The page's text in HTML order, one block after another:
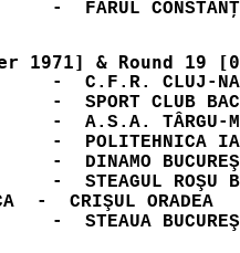
-  C.F.R.
-  SPORT
-  A.S.A. TÂRGU-
-
-  DINAMO
-  CRIŞUL